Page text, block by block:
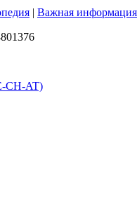
| Важная информация